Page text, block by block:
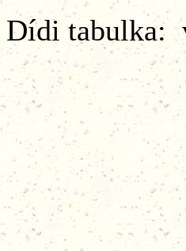
Dídi tabulka:
odložení
dosled
chování